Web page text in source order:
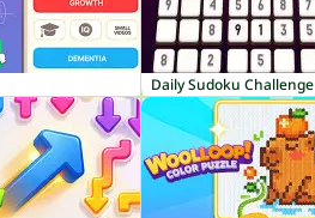
Daily Sudoku Challenge